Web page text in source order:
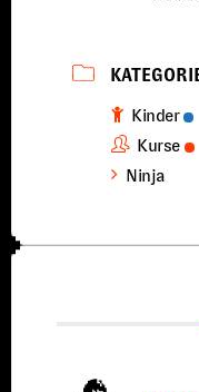
Kinder
Kurse
Ninja